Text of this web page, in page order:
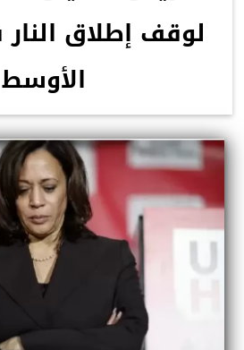
لوقف إطلاق
الأوسط